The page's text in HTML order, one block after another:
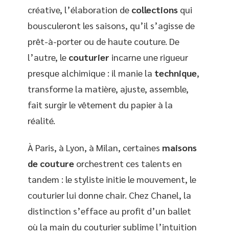
créative, l’élaboration de collections qui
bousculeront les saisons, qu’il s’agisse de
prêt-à-porter ou de haute couture. De
l’autre, le couturier incarne une rigueur
presque alchimique : il manie la technique,
transforme la matière, ajuste, assemble,
fait surgir le vêtement du papier à la
réalité.
À Paris, à Lyon, à Milan, certaines maisons
de couture orchestrent ces talents en
tandem : le styliste initie le mouvement, le
couturier lui donne chair. Chez Chanel, la
distinction s’efface au profit d’un ballet
où la main du couturier sublime l’intuition